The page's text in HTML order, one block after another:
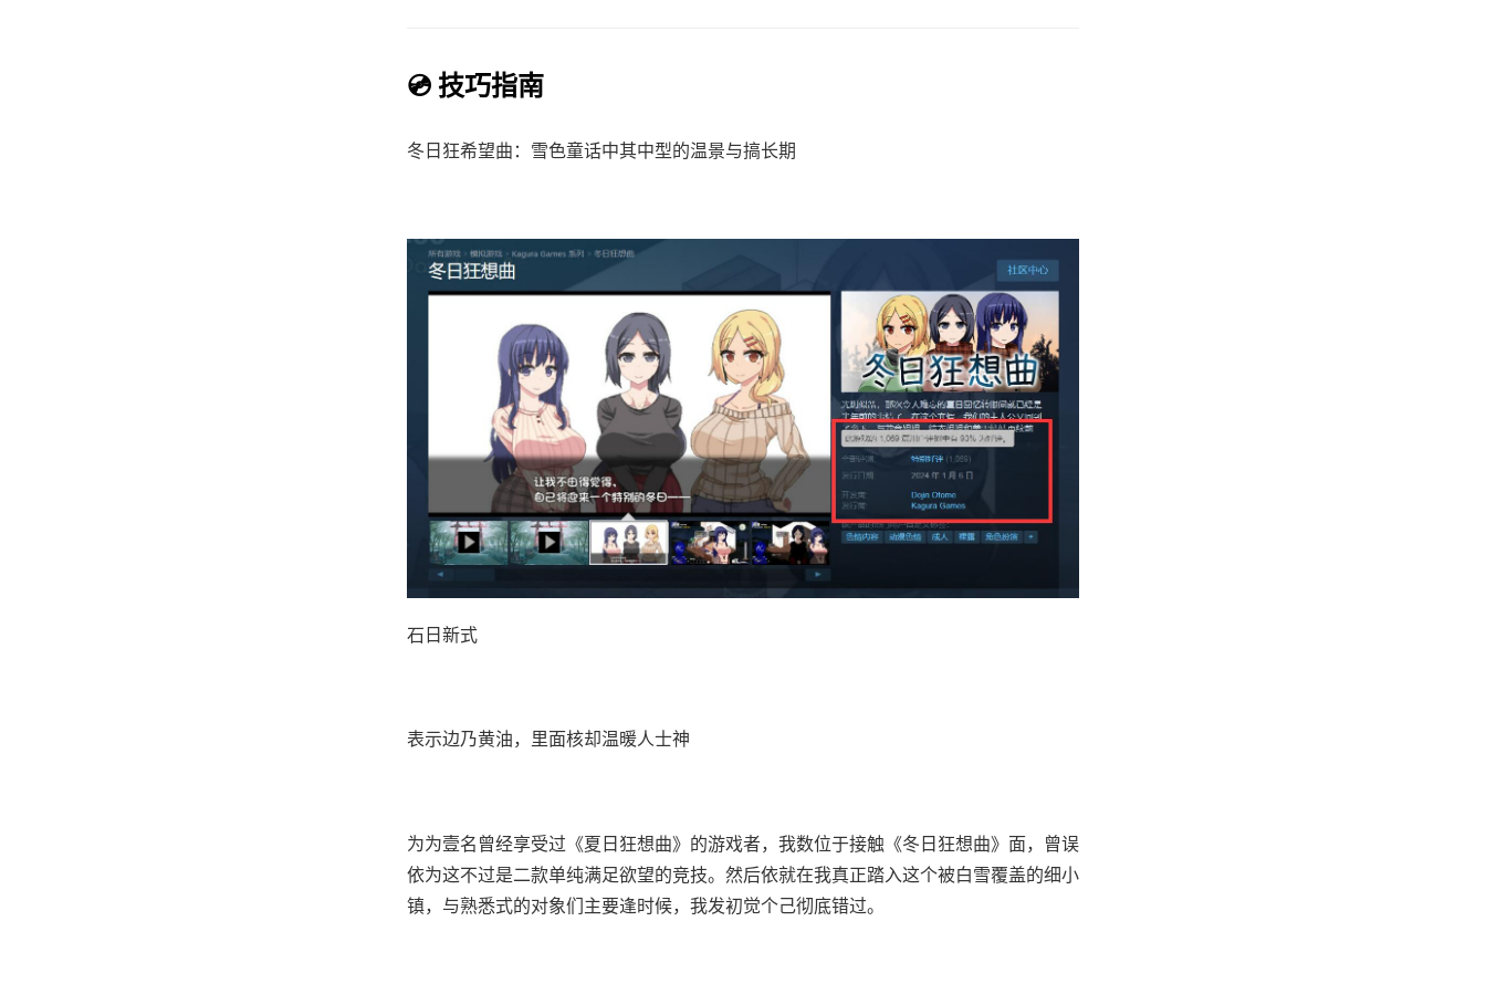
💿 技巧指南
冬日狂希望曲：雪色童话中其中型的温景与搞长期
石日新式
表示边乃黄油，里面核却温暖人士神
为为壹名曾经享受过《夏日狂想曲》的游戏者，我数位于接触《冬日狂想曲》面，曾误
依为这不过是二款​​单纯满足欲望的竞技​​。然后依就在我真正踏入这个被白雪覆盖的细小
镇，与熟悉式的对象们主要逢时候，我发初觉个己彻底错过。